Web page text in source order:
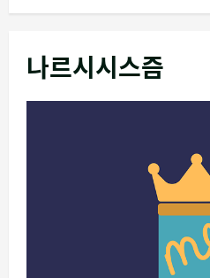
나르시시스즘